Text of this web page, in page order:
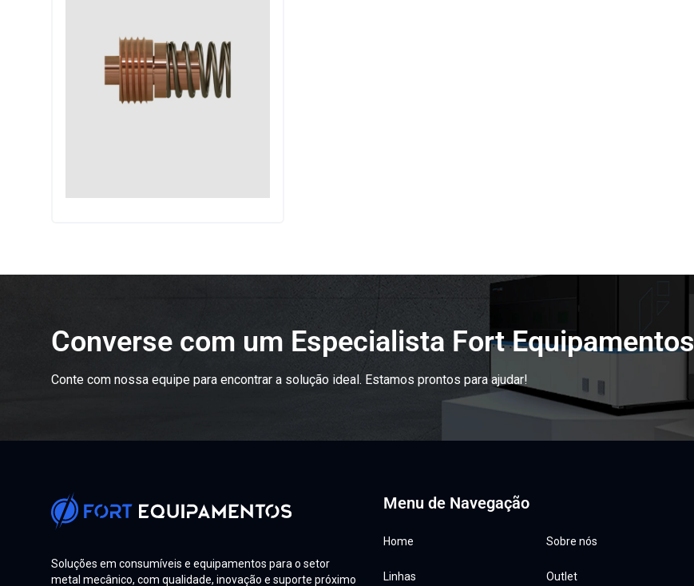
Converse com um Especialista Fort Equipamentos
Conte com nossa equipe para encontrar a solução ideal. Estamos prontos para ajudar!
Soluções em consumíveis e equipamentos para o setor
metal mecânico, com qualidade, inovação e suporte próximo
Menu de Navegação
Home Sobre nós
Linhas Outlet